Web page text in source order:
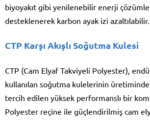
biyoyakıt gibi yenilenebilir enerji
desteklenerek karbon ayak izi azaltılabilir.
CTP Karşı Akışlı Soğutma Kulesi
CTP (Cam Elyaf Takviyeli Polyester),
kullanılan soğutma kulelerinin üretiminde
tercih edilen yüksek performanslı bir
Polyester reçine ile güçlendirilmiş cam